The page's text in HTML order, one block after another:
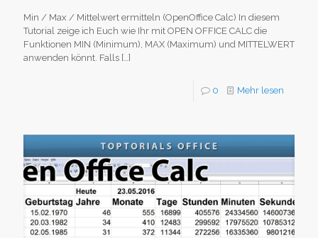
Min / Max / Mittelwert ermitteln (OpenOffice Calc) In diesem
Tutorial zeige ich Euch wie Ihr mit OPEN OFFICE CALC die
Funktionen MIN (Minimum), MAX (Maximum) und MITTELWERT
anwenden könnt. Falls […]
0 Mehr lesen